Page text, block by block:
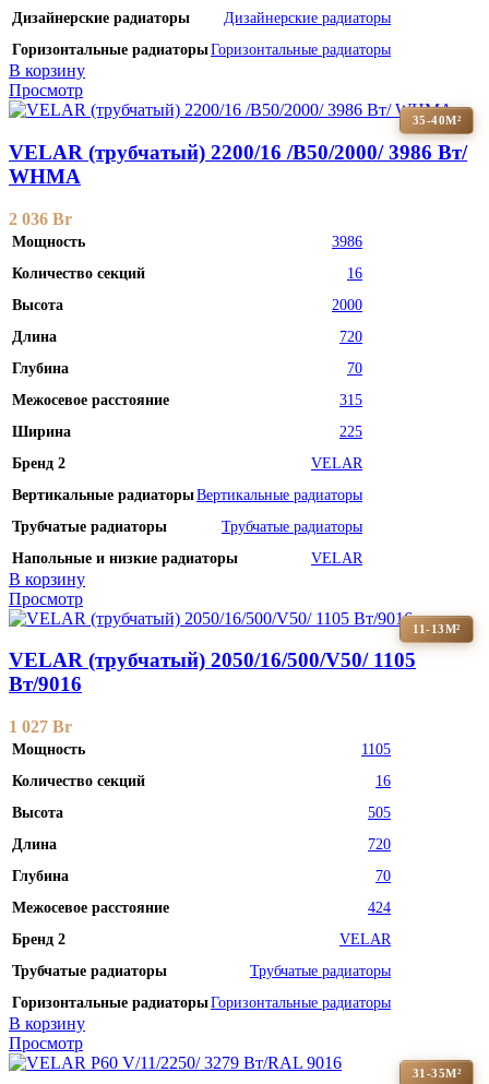
Дизайнерские радиаторы
Дизайнерские радиаторы
Горизонтальные радиаторыГоризонтальные радиаторы
В корзину
Просмотр
35-40М²
VELAR (трубчатый) 2200/16 /B50/2000/ 3986 Bт/
WHMA
2 036 Br
Мощность
3986
Количество секций
16
Высота
2000
Длина
720
Глубина
70
Межосевое расстояние
315
Ширина
225
Бренд 2
VELAR
Вертикальные радиаторыВертикальные радиаторы
Трубчатые радиаторы
Трубчатые радиаторы
Напольные и низкие радиаторы
VELAR
В корзину
Просмотр
11-13М²
VELAR (трубчатый) 2050/16/500/V50/ 1105
Bт/9016
1 027 Br
Мощность
1105
Количество секций
16
Высота
505
Длина
720
Глубина
70
Межосевое расстояние
424
Бренд 2
VELAR
Трубчатые радиаторы
Трубчатые радиаторы
Горизонтальные радиаторыГоризонтальные радиаторы
В корзину
Просмотр
31-35М²